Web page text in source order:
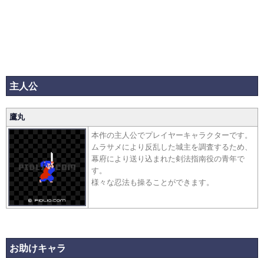
主人公
鷹丸
本作の主人公でプレイヤーキャラクターです。
ムラサメにより反乱した城主を調査するため、
幕府により送り込まれた剣法指南役の青年で
す。
様々な忍法も操ることができます。
お助けキャラ